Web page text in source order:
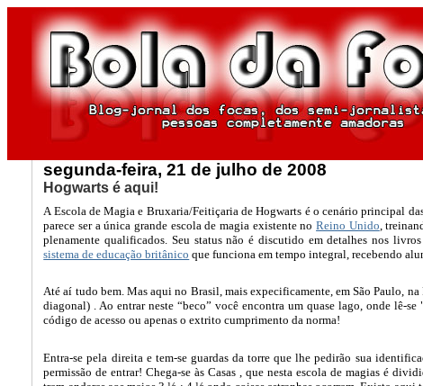
segunda-feira, 21 de julho de 2008
Hogwarts é aqui!
A Escola de Magia e Bruxaria/Feitiçaria de Hogwarts é o cenário principal
parece ser a única grande escola de magia existente noReino Unido ,
plenamente qualificados. Seu status não é discutido em detalhes nos
sistema de educação britânico que funciona em tempo integral, recebendo
Até aí tudo bem. Mas aqui no Brasil, mais expecificamente, em São Paulo,
diagonal) . Ao entrar neste “beco” você encontra um quase lago, onde lê-
código de acesso ou apenas o extrito cumprimento da norma!
Entra-se pela direita e tem-se guardas da torre que lhe pedirão sua
permissão de entrar! Chega-se às Casas , que nesta escola de magias é